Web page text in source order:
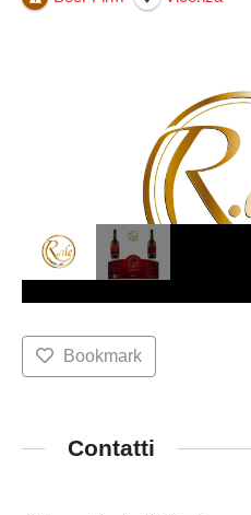
Bookmark
Contatti